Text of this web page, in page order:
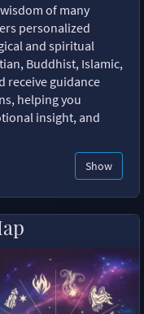
of many
personalized
and spiritual
Buddhist, Islamic,
receive guidance
helping you
insight, and
Show